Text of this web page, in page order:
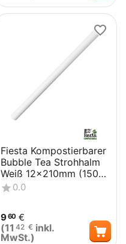
Fiesta Kompostierbarer
Bubble Tea Strohhalm
Weiß 12x210mm (150
Stück)
0.0
960 €
(11 42 € inkl.
MwSt.)